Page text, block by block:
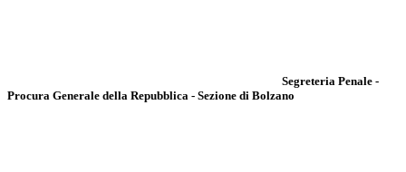
Segreteria Penale -
Procura Generale della Repubblica - Sezione di Bolzano